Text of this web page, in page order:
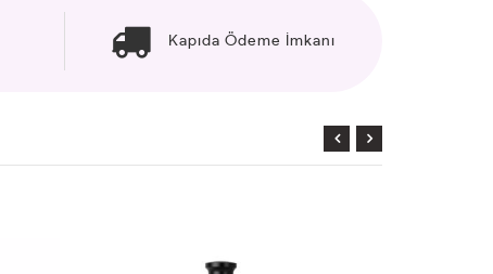
Kapıda Ödeme İmkanı